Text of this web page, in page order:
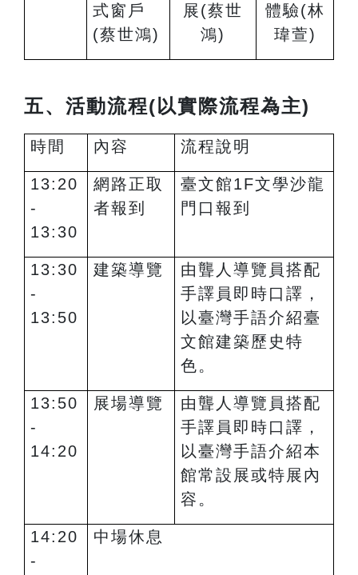
式窗戶
(蔡世鴻)
展(蔡世
鴻)
體驗(林
瑋萱)
五、活動流程(以實際流程為主)
時間 內容 流程說明
13:20
-
13:30
網路正取
者報到
臺文館1F文學沙龍
門口報到
13:30
-
13:50
建築導覽
由聾人導覽員搭配
手譯員即時口譯，
以臺灣手語介紹臺
文館建築歷史特
色。
13:50
-
14:20
展場導覽
由聾人導覽員搭配
手譯員即時口譯，
以臺灣手語介紹本
館常設展或特展內
容。
14:20
-
中場休息